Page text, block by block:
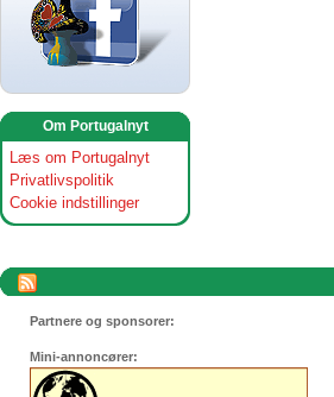
Om Portugalnyt
Læs om Portugalnyt
Privatlivspolitik
Cookie indstillinger
Partnere og sponsorer:
Mini-annoncører: